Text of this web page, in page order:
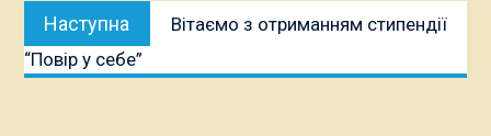
Наступна
публікація:
Вітаємо з отриманням стипендії
“Повір у себе”